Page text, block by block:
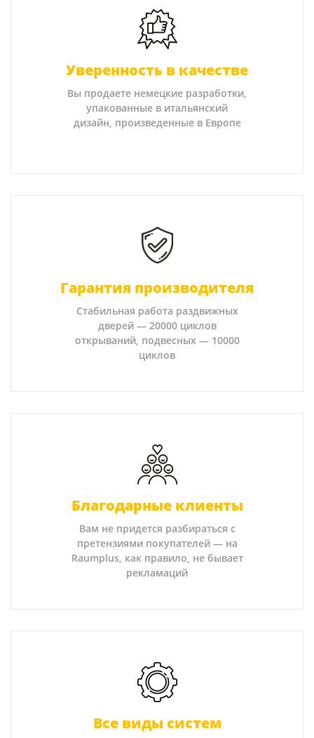
Уверенность в качестве
Вы продаете немецкие разработки,
упакованные в итальянский
дизайн, произведенные в Европе
Гарантия производителя
Стабильная работа раздвижных
дверей — 20000 циклов
открываний, подвесных — 10000
циклов
Благодарные клиенты
Вам не придется разбираться с
претензиями покупателей — на
Raumplus, как правило, не бывает
рекламаций
Все виды систем